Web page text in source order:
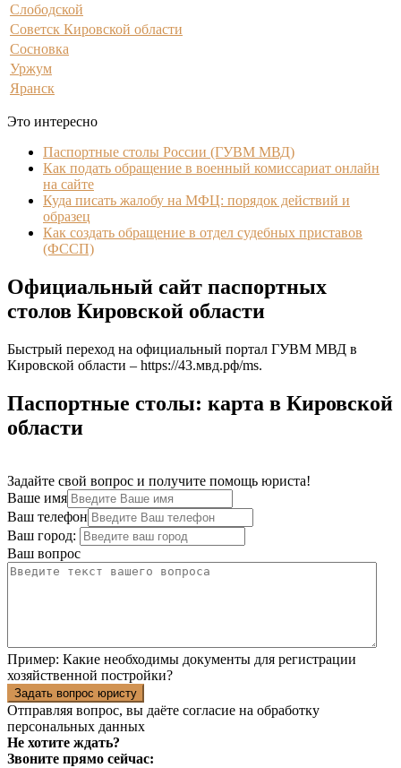
Слободской
Советск Кировской области
Сосновка
Уржум
Яранск
Это интересно
Паспортные столы России (ГУВМ МВД)
Как подать обращение в военный комиссариат онлайн
на сайте
Куда писать жалобу на МФЦ: порядок действий и
образец
Как создать обращение в отдел судебных приставов
(ФССП)
Официальный сайт паспортных
столов Кировской области
Быстрый переход на официальный портал ГУВМ МВД в
Кировской области – https://43.мвд.рф/ms.
Паспортные столы: карта в Кировской
области
Задайте свой вопрос и получите помощь юриста!
Ваше имя
Ваш телефон
Ваш город:
Ваш вопрос
Пример: Какие необходимы документы для регистрации
хозяйственной постройки?
Задать вопрос юристу
Отправляя вопрос, вы даёте согласие на обработку
персональных данных
Не хотите ждать?
Звоните прямо сейчас: